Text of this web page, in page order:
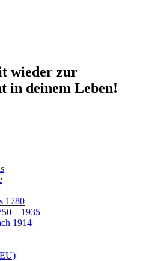
wieder zur
in deinem Leben!
1780
– 1935
1914